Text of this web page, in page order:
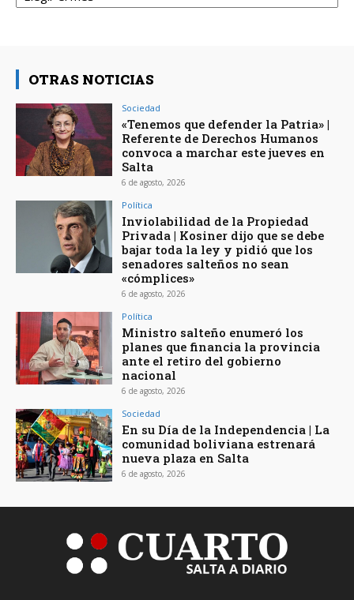
OTRAS NOTICIAS
Sociedad
«Tenemos que defender la Patria» |
Referente de Derechos Humanos
convoca a marchar este jueves en
Salta
6 de agosto, 2026
Política
Inviolabilidad de la Propiedad
Privada | Kosiner dijo que se debe
bajar toda la ley y pidió que los
senadores salteños no sean
«cómplices»
6 de agosto, 2026
Política
Ministro salteño enumeró los
planes que financia la provincia
ante el retiro del gobierno
nacional
6 de agosto, 2026
Sociedad
En su Día de la Independencia | La
comunidad boliviana estrenará
nueva plaza en Salta
6 de agosto, 2026